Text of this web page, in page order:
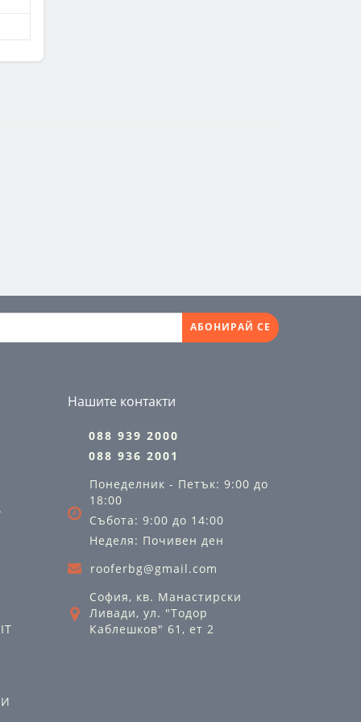
АБОНИРАЙ СЕ
Нашите контакти
088 939 2000
088 936 2001
Понеделник - Петък: 9:00 до
18:00
Събота: 9:00 до 14:00
Неделя: Почивен ден
rooferbg@gmail.com
София, кв. Манастирски
Ливади, ул. "Тодор
Каблешков" 61, ет 2